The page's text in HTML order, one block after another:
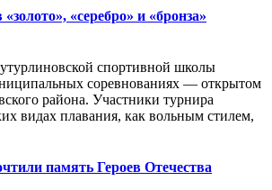
«серебро» и «бронза»
спортивной школы
соревнованиях — открытом
района. Участники турнира
видах плавания, как вольным стилем,
память Героев Отечества